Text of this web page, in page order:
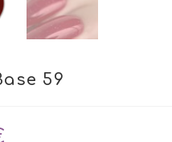
59